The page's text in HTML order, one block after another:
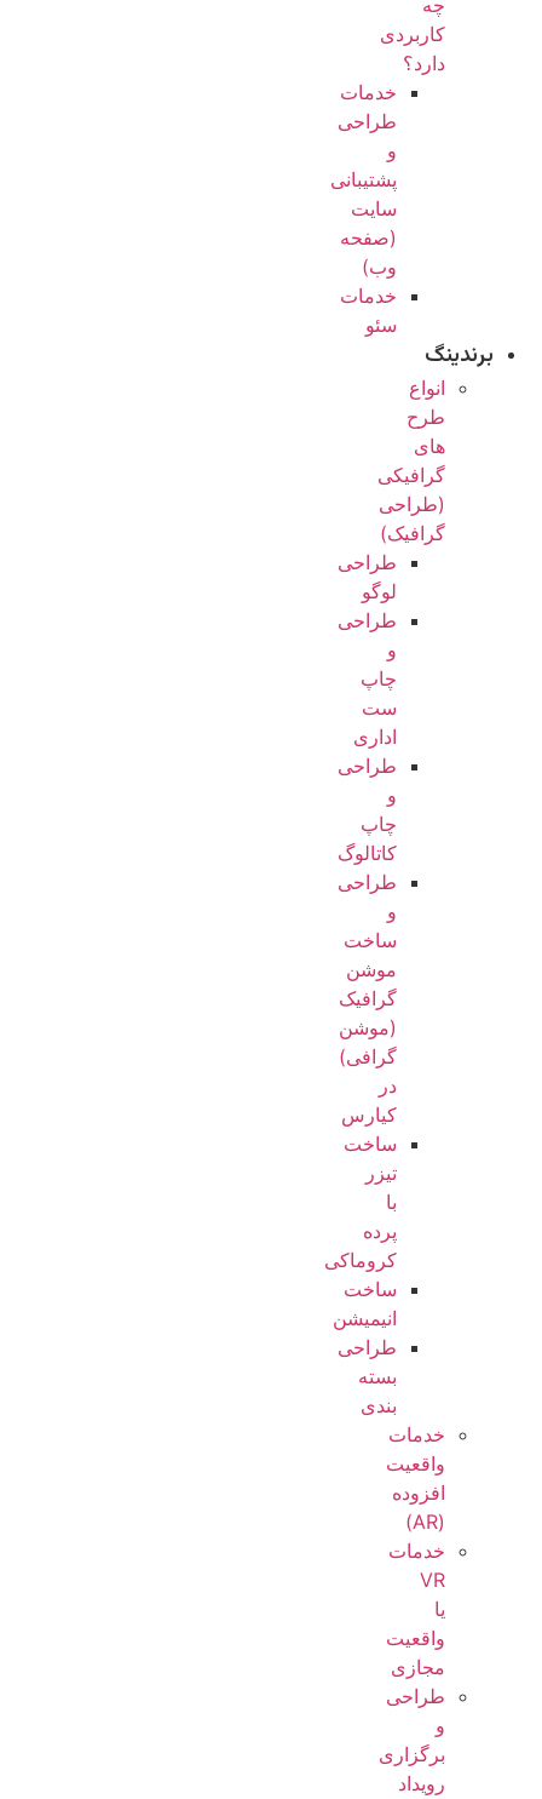
چه
کاربردی
دارد؟
خدمات
طراحی
و
پشتیبانی
سایت
(صفحه
وب)
خدمات
سئو
برندینگ
انواع
طرح
های
گرافیکی
(طراحی
گرافیک)
طراحی
لوگو
طراحی
و
چاپ
ست
اداری
طراحی
و
چاپ
کاتالوگ
طراحی
و
ساخت
موشن
گرافیک
(موشن
گرافی)
در
کیارس
ساخت
تیزر
با
پرده
کروماکی
ساخت
انیمیشن
طراحی
بسته
بندی
خدمات
واقعیت
افزوده
(AR)
خدمات
VR
یا
واقعیت
مجازی
طراحی
و
برگزاری
رویداد